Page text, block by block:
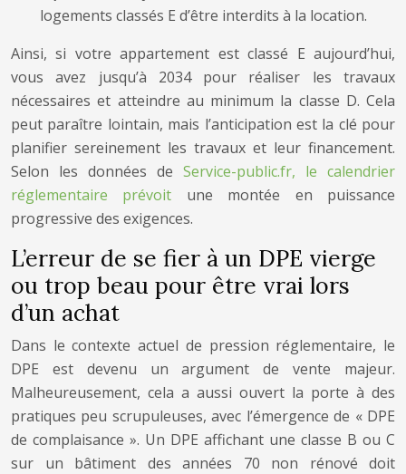
logements classés E d’être interdits à la location.
Ainsi, si votre appartement est classé E aujourd’hui,
vous avez jusqu’à 2034 pour réaliser les travaux
nécessaires et atteindre au minimum la classe D. Cela
peut paraître lointain, mais l’anticipation est la clé pour
planifier sereinement les travaux et leur financement.
Selon les données de Service-public.fr, le calendrier
réglementaire prévoit une montée en puissance
progressive des exigences.
L’erreur de se fier à un DPE vierge
ou trop beau pour être vrai lors
d’un achat
Dans le contexte actuel de pression réglementaire, le
DPE est devenu un argument de vente majeur.
Malheureusement, cela a aussi ouvert la porte à des
pratiques peu scrupuleuses, avec l’émergence de « DPE
de complaisance ». Un DPE affichant une classe B ou C
sur un bâtiment des années 70 non rénové doit